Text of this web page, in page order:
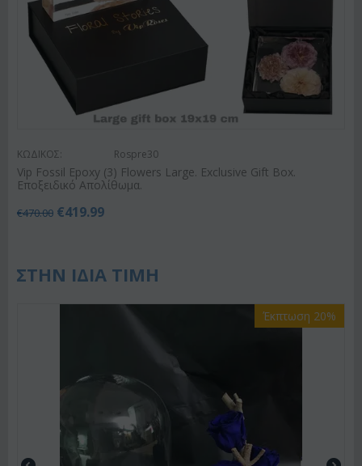
ΚΩΔΙΚΟΣ: Rospre30
Vip Fossil Epoxy (3) Flowers Large. Exclusive Gift Box.
Εποξειδικό Απολίθωμα.
€470.00 €419.99
ΣΤΗΝ ΙΔΙΑ ΤΙΜΗ
Έκπτωση 20%